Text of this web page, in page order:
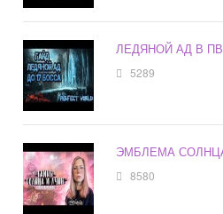
ЛЕДЯНОЙ АД В
5289
ЭМБЛЕМА
8580